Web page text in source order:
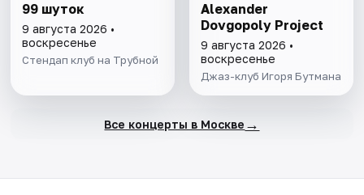
99 шуток
9 августа 2026 •
воскресенье
Стендап клуб на Трубной
Alexander
Dovgopoly Project
9 августа 2026 •
воскресенье
Джаз-клуб Игоря Бутмана
Все концерты в Москве →